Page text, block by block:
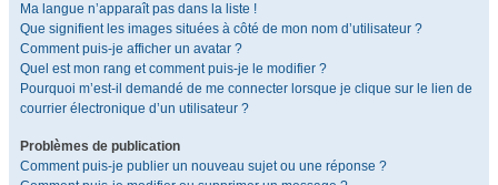
Ma langue n’apparaît pas dans la liste !
Que signifient les images situées à côté de mon nom d’utilisateur ?
Comment puis-je afficher un avatar ?
Quel est mon rang et comment puis-je le modifier ?
Pourquoi m’est-il demandé de me connecter lorsque je clique sur le lien de
courrier électronique d’un utilisateur ?
Problèmes de publication
Comment puis-je publier un nouveau sujet ou une réponse ?